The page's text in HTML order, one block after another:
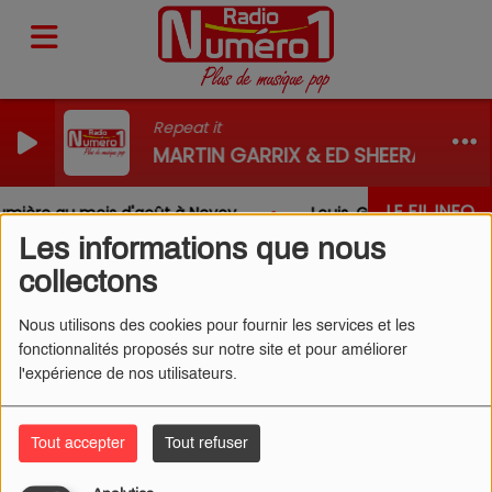
Les informations que nous
collectons
Nous utilisons des cookies pour fournir les services et les
fonctionnalités proposés sur notre site et pour améliorer
l'expérience de nos utilisateurs.
Tout accepter Tout refuser
Repeat it
MARTIN GARRIX & ED SHEERAN
LE FIL INFO
au mois d'août à Nevoy Louis, Gabriel, Inaya,
MARINE - MA FAUTE (CLIP)